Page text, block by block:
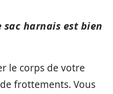
harnais est bien
le corps de votre
frottements. Vous